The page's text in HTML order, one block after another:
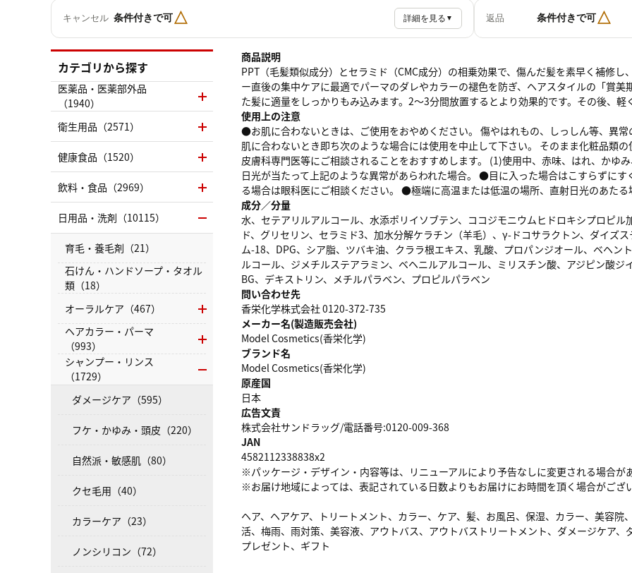
キャンセル 条件付きで可△ 詳細を見る ▼ 返品 条件付きで可△
商品説明
PPT（毛髪類似成分）とセラミド（CMC成分）の相乗効果で、傷んだ髪を素早く補修
ー直後の集中ケアに最適でパーマのダレやカラーの褪色を防ぎ、ヘアスタイルの「賞
た髪に適量をしっかりもみ込みます。2～3分間放置するとより効果的です。その後、軽
使用上の注意
●お肌に合わないときは、ご使用をおやめください。 傷やはれもの、しっしん等、異
肌に合わないとき即ち次のような場合には使用を中止して下さい。 そのまま化粧品類
皮膚科専門医等にご相談されることをおすすめします。 (1)使用中、赤味、はれ、かゆ
日光が当たって上記のような異常があらわれた場合。 ●目に入った場合はこすらずに
る場合は眼科医にご相談ください。 ●極端に高温または低温の場所、直射日光のあた
成分／分量
水、セテアリルアルコール、水添ポリイソブテン、ココジモニウムヒドロキシプロピ
ド、グリセリン、セラミド3、加水分解ケラチン（羊毛）、γ-ドコサラクトン、ダイズ
ム-18、DPG、シア脂、ツバキ油、クララ根エキス、乳酸、プロパンジオール、ベヘン
ルコール、ジメチルステアラミン、ベヘニルアルコール、ミリスチン酸、アジピン酸
BG、デキストリン、メチルパラベン、プロピルパラベン
問い合わせ先
香栄化学株式会社 0120-372-735
メーカー名(製造販売会社)
Model Cosmetics(香栄化学)
ブランド名
Model Cosmetics(香栄化学)
原産国
日本
広告文責
株式会社サンドラッグ/電話番号:0120-009-368
JAN
4582112338838x2
※パッケージ・デザイン・内容等は、リニューアルにより予告なしに変更される場合が
※お届け地域によっては、表記されている日数よりもお届けにお時間を頂く場合がござ
ヘア、ヘアケア、トリートメント、カラー、ケア、髪、お風呂、保湿、カラー、美容
活、梅雨、雨対策、美容液、アウトバス、アウトバストリートメント、ダメージケア
プレゼント、ギフト
カテゴリから探す
医薬品・医薬部外品
（1940）
衛生用品（2571）
健康食品（1520）
飲料・食品（2969）
日用品・洗剤（10115）
育毛・養毛剤（21）
石けん・ハンドソープ・タオル
類（18）
オーラルケア（467）
ヘアカラー・パーマ
（993）
シャンプー・リンス
（1729）
ダメージケア（595）
フケ・かゆみ・頭皮（220）
自然派・敏感肌（80）
クセ毛用（40）
カラーケア（23）
ノンシリコン（72）